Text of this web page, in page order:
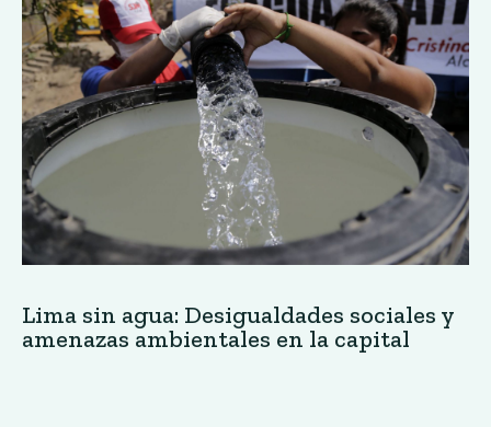
Lima sin agua: Desigualdades sociales y
amenazas ambientales en la capital